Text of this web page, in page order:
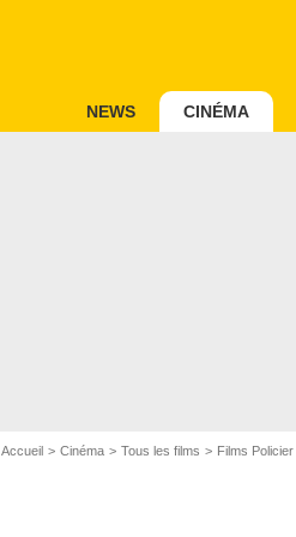
NEWS CINÉMA
Accueil Cinéma Tous les films Films Policier